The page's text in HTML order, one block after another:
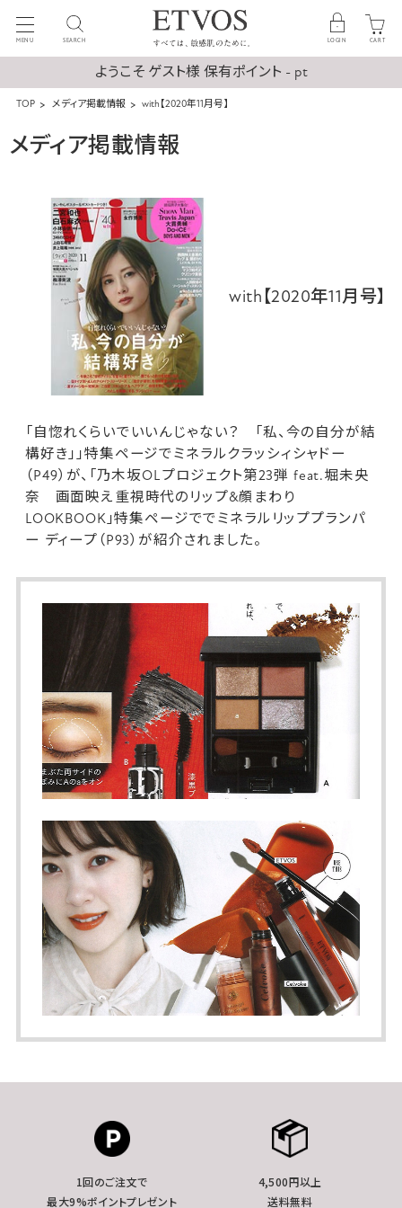
MENU SEARCH LOGIN CART
ようこそ ゲスト様 保有ポイント - pt
TOP メディア掲載情報 with【2020年11月号】
メディア掲載情報
with【2020年11月号】
「自惚れくらいでいいんじゃない？ 「私、今の自分が結
構好き」」特集ページでミネラルクラッシィシャドー
（P49）が、「乃木坂OLプロジェクト第23弾 feat.堀未央
奈 画面映え重視時代のリップ&顔まわり
LOOKBOOK」特集ページででミネラルリッププランパ
ー ディープ （P93）が紹介されました。
1回のご注文で
最大9%ポイントプレゼント
4,500円以上
送料無料